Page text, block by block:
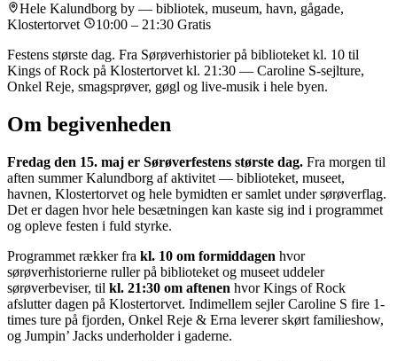
Hele Kalundborg by — bibliotek, museum, havn, gågade,
Klostertorvet
10:00 – 21:30 Gratis
Festens største dag. Fra Sørøverhistorier på biblioteket kl. 10 til
Kings of Rock på Klostertorvet kl. 21:30 — Caroline S-sejlture,
Onkel Reje, smagsprøver, gøgl og live-musik i hele byen.
Om begivenheden
Fredag den 15. maj er Sørøverfestens største dag. Fra morgen til
aften summer Kalundborg af aktivitet — biblioteket, museet,
havnen, Klostertorvet og hele bymidten er samlet under sørøverflag.
Det er dagen hvor hele besætningen kan kaste sig ind i programmet
og opleve festen i fuld styrke.
Programmet rækker fra kl. 10 om formiddagen hvor
sørøverhistorierne ruller på biblioteket og museet uddeler
sørøverbeviser, til kl. 21:30 om aftenen hvor Kings of Rock
afslutter dagen på Klostertorvet. Indimellem sejler Caroline S fire 1-
times ture på fjorden, Onkel Reje & Erna leverer skørt familieshow,
og Jumpin’ Jacks underholder i gaderne.